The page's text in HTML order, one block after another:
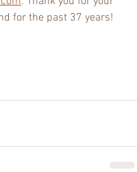
for the past 37 years!